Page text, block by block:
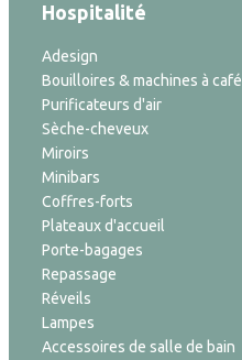
Hospitalité
Adesign
Bouilloires & machines à café
Purificateurs d'air
Sèche-cheveux
Miroirs
Minibars
Coffres-forts
Plateaux d'accueil
Porte-bagages
Repassage
Réveils
Lampes
Accessoires de salle de bain